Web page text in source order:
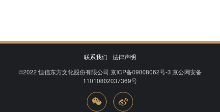
联系我们
法律声明
©2022恒信东方文化股份有限公司 京ICP备09008062号-3 京公网安备
11010802037369号